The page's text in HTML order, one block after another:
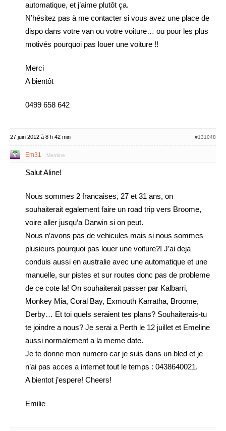
automatique, et j’aime plutôt ça.
N’hésitez pas à me contacter si vous avez une place de
dispo dans votre van ou votre voiture… ou pour les plus
motivés pourquoi pas louer une voiture !!
Merci
A bientôt
0499 658 642
27 juin 2012 à 8 h 42 min #131048
Em31 Membre
Salut Aline!
Nous sommes 2 francaises, 27 et 31 ans, on
souhaiterait egalement faire un road trip vers Broome,
voire aller jusqu’a Darwin si on peut.
Nous n’avons pas de vehicules mais si nous sommes
plusieurs pourquoi pas louer une voiture?! J’ai deja
conduis aussi en australie avec une automatique et une
manuelle, sur pistes et sur routes donc pas de probleme
de ce cote la! On souhaiterait passer par Kalbarri,
Monkey Mia, Coral Bay, Exmouth Karratha, Broome,
Derby… Et toi quels seraient tes plans? Souhaiterais-tu
te joindre a nous? Je serai a Perth le 12 juillet et Emeline
aussi normalement a la meme date.
Je te donne mon numero car je suis dans un bled et je
n’ai pas acces a internet tout le temps : 0438640021.
A bientot j’espere! Cheers!
Emilie